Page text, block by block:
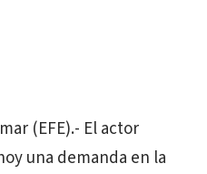
(EFE).- El actor
una demanda en la